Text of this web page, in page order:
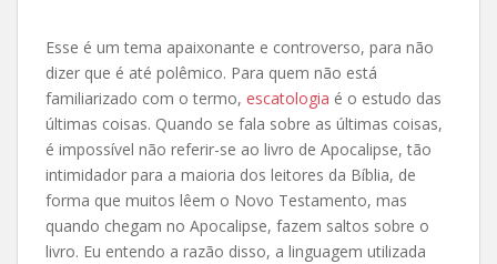
Esse é um tema apaixonante e controverso, para não
dizer que é até polêmico. Para quem não está
familiarizado com o termo, escatologia é o estudo das
últimas coisas. Quando se fala sobre as últimas coisas,
é impossível não referir-se ao livro de Apocalipse, tão
intimidador para a maioria dos leitores da Bíblia, de
forma que muitos lêem o Novo Testamento, mas
quando chegam no Apocalipse, fazem saltos sobre o
livro. Eu entendo a razão disso, a linguagem utilizada